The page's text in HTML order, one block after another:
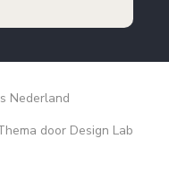
Nederland
door Design Lab